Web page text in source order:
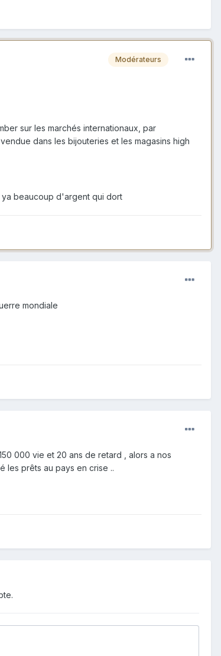
Modérateurs
sur les marchés internationaux, par
dans les bijouteries et les magasins high
beaucoup d'argent qui dort
mondiale
000 vie et 20 ans de retard , alors a nos
les prêts au pays en crise ..